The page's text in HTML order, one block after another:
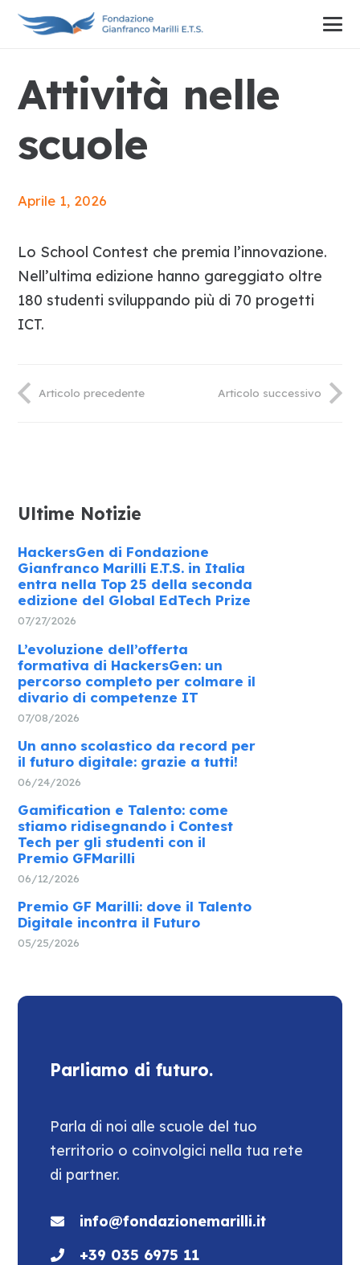
Attività nelle
scuole
Aprile 1, 2026
Lo School Contest che premia l’innovazione.
Nell’ultima edizione hanno gareggiato oltre
180 studenti sviluppando più di 70 progetti
ICT.
Articolo precedente Articolo successivo
Ultime Notizie
HackersGen di Fondazione
Gianfranco Marilli E.T.S. in Italia
entra nella Top 25 della seconda
edizione del Global EdTech Prize
07/27/2026
L’evoluzione dell’offerta
formativa di HackersGen: un
percorso completo per colmare il
divario di competenze IT
07/08/2026
Un anno scolastico da record per
il futuro digitale: grazie a tutti!
06/24/2026
Gamification e Talento: come
stiamo ridisegnando i Contest
Tech per gli studenti con il
Premio GFMarilli
06/12/2026
Premio GF Marilli: dove il Talento
Digitale incontra il Futuro
05/25/2026
Parliamo di futuro.
Parla di noi alle scuole del tuo
territorio o coinvolgici nella tua rete
di partner.
info@fondazionemarilli.it
+39 035 6975 11